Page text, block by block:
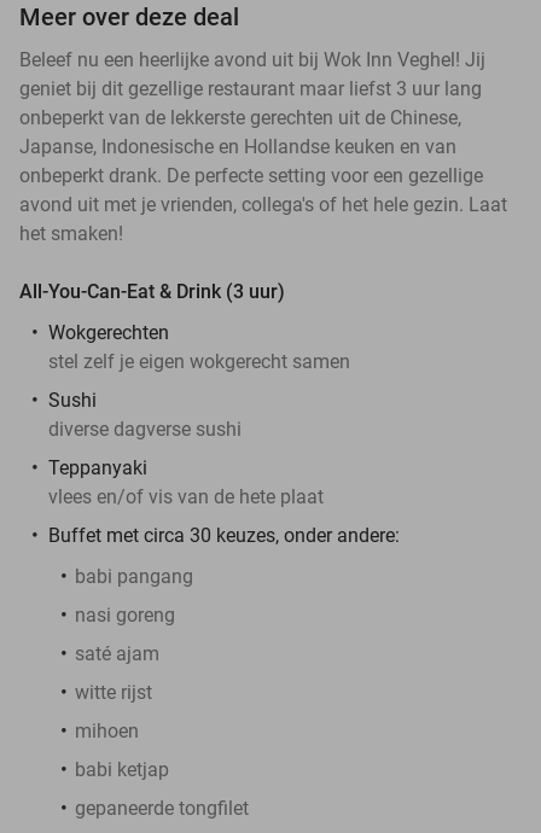
Meer over deze deal
Beleef nu een heerlijke avond uit bij Wok Inn Veghel! Jij
geniet bij dit gezellige restaurant maar liefst 3 uur lang
onbeperkt van de lekkerste gerechten uit de Chinese,
Japanse, Indonesische en Hollandse keuken en van
onbeperkt drank. De perfecte setting voor een gezellige
avond uit met je vrienden, collega's of het hele gezin. Laat
het smaken!
All-You-Can-Eat & Drink (3 uur)
Wokgerechten
stel zelf je eigen wokgerecht samen
Sushi
diverse dagverse sushi
Teppanyaki
vlees en/of vis van de hete plaat
Buffet met circa 30 keuzes, onder andere:
babi pangang
nasi goreng
saté ajam
witte rijst
mihoen
babi ketjap
gepaneerde tongfilet